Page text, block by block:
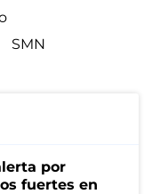
SMN
por
fuertes en